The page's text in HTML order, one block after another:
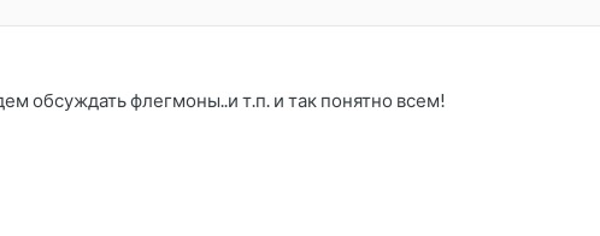
обсуждать флегмоны..и т.п. и так понятно всем!